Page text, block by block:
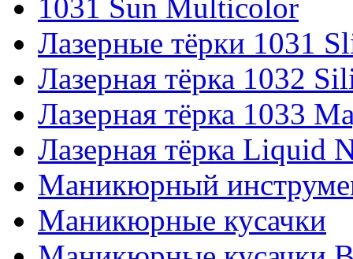
1031 Sun Multicolor
Лазерные тёрки 1031
Лазерная тёрка 1032
Лазерная тёрка 1033
Лазерная тёрка Liquid
Маникюрный
Маникюрные кусачки